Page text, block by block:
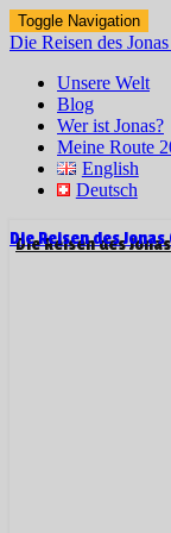
Toggle Navigation
Die Reisen des
Unsere Welt
Blog
Wer ist Jonas?
Meine Route
English
Deutsch
Die Reisen des Jonas